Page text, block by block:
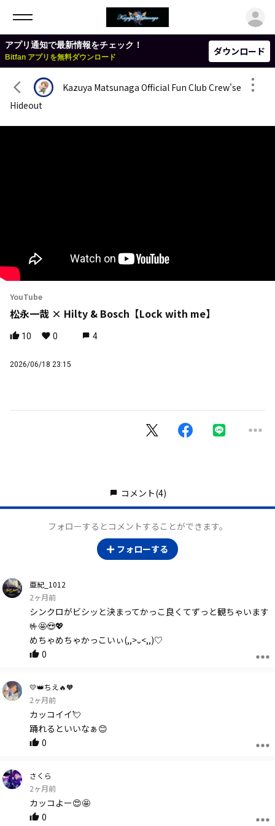
アプリ通知で最新情報をチェック！
Bitfan アプリを無料ダウンロード
ダウンロード
Kazuya Matsunaga Official Fun Club Crew'se
Hideout
YouTube
松永一哉 × Hilty & Bosch【Lock with me】
10 0 4
2026/06/18 23:15
コメント(4)
フォローするとコメントすることができます。
フォローする
亜紀_1012
2ヶ月前
シンクロがビシッと決まってかっこ良くてずっと観ちゃいます
🤟🤩😍💖
めちゃめちゃかっこいぃ(,,>᎑<,,)♡
0
💛👑ちえ🔥🧡
2ヶ月前
カッコイイ💘
踊れるといいなぁ😊
0
さくら
2ヶ月前
カッコよー😍🤩
0